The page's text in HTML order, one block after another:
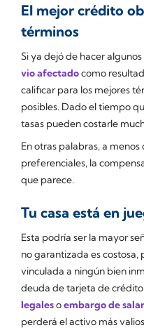
El mejor crédito
términos
Si ya dejó de hacer
vio afectadocomo
calificar para los mejores
posibles. Dado el tiempo
tasas pueden costarle
En otras palabras, a
preferenciales, la
que parece.
Tu casa está en
Esta podría ser la mayor
no garantizada es
vinculada a ningún bien
deuda de tarjeta de
legalesoembargo de
perderá el activo más